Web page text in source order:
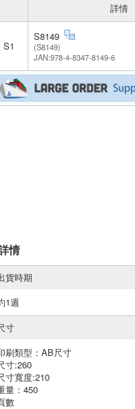
詳情
S1
S8149
(S8149)
JAN:978-4-8347-8149-6
情
貨時期
1週
寸
刷類型：AB尺寸
寸:260
寸寬度:210
量：450
數